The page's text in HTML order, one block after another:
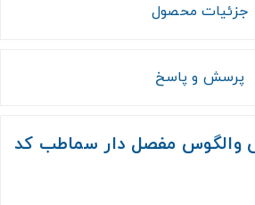
جزئیات محصول
پرسش و پاسخ
والگوس مفصل دار سماطب کد